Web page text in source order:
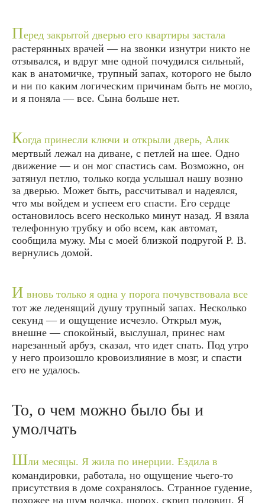
Перед закрытой дверью его квартиры застала
растерянных врачей — на звонки изнутри никто не
отзывался, и вдруг мне одной почудился сильный,
как в анатомичке, трупный запах, которого не было
и ни по каким логическим причинам быть не могло,
и я поняла — все. Сына больше нет.
Когда принесли ключи и открыли дверь, Алик
мертвый лежал на диване, с петлей на шее. Одно
движение — и он мог спастись сам. Возможно, он
затянул петлю, только когда услышал нашу возню
за дверью. Может быть, рассчитывал и надеялся,
что мы войдем и успеем его спасти. Его сердце
остановилось всего несколько минут назад. Я взяла
телефонную трубку и обо всем, как автомат,
сообщила мужу. Мы с моей близкой подругой Р. В.
вернулись домой.
И вновь только я одна у порога почувствовала все
тот же леденящий душу трупный запах. Несколько
секунд — и ощущение исчезло. Открыл муж,
внешне — спокойный, выслушал, принес нам
нарезанный арбуз, сказал, что идет спать. Под утро
у него произошло кровоизлияние в мозг, и спасти
его не удалось.
То, о чем можно было бы и
умолчать
Шли месяцы. Я жила по инерции. Ездила в
командировки, работала, но ощущение чьего-то
присутствия в доме сохранялось. Странное гудение,
похожее на шум волчка, шорох, скрип половиц. Я